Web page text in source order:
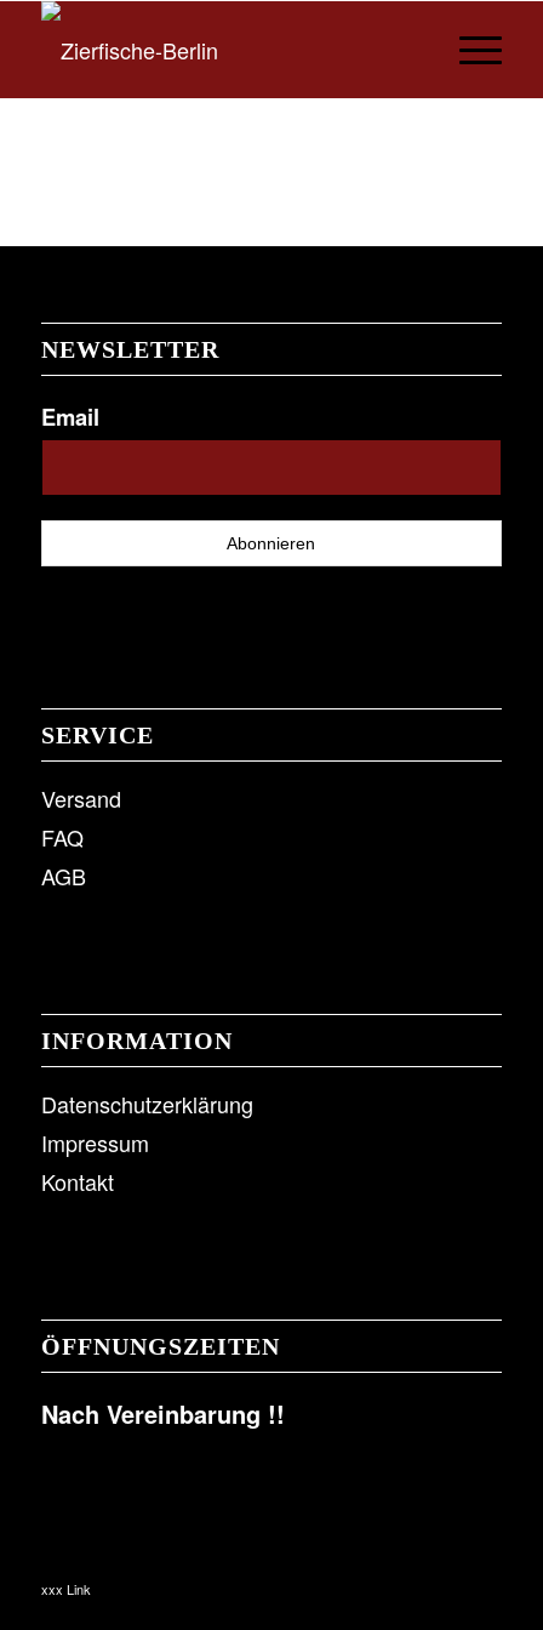
NEWSLETTER
Email
SERVICE
Versand
FAQ
AGB
INFORMATION
Datenschutzerklärung
Impressum
Kontakt
ÖFFNUNGSZEITEN
Nach Vereinbarung !!
xxx Link